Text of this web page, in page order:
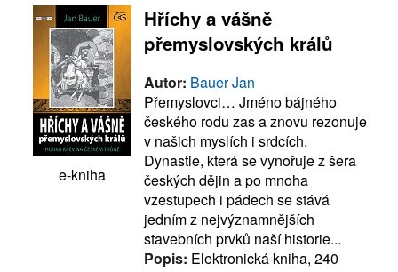
e-kniha
Hříchy a vášně
přemyslovských králů
Autor: Bauer Jan
Přemyslovci… Jméno bájného
českého rodu zas a znovu rezonuje
v našich myslích i srdcích.
Dynastie, která se vynořuje z šera
českých dějin a po mnoha
vzestupech i pádech se stává
jedním z nejvýznamnějších
stavebních prvků naší historie...
Popis: Elektronická kniha, 240